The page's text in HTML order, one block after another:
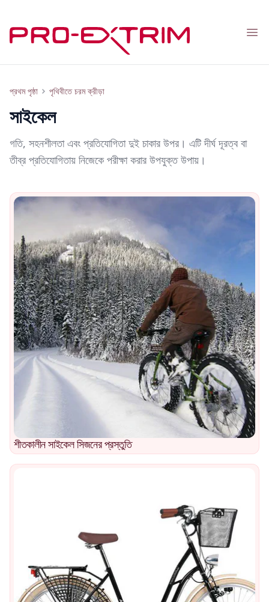
প্রথম পৃষ্ঠা পৃথিবীতে চরম ক্রীড়া
সাইকেল
সাইকেল
গতি, সহনশীলতা এবং প্রতিযোগিতা দুই চাকার উপর। এটি দীর্ঘ দূরত্ব বা
তীব্র প্রতিযোগিতায় নিজেকে পরীক্ষা করার উপযুক্ত উপায়।
শীতকালীন সাইকেল সিজনের প্রস্তুতি